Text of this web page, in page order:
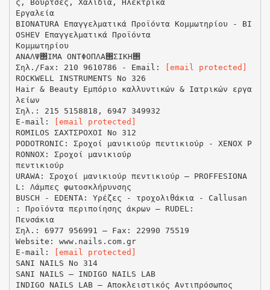
ς, Βούρτσες, Χαλίδια, Ηλεκτρικά
Εργαλεία
BIONATURA Επαγγελματικά Προϊόντα Κομμωτηρίου - BI
OSHEV Επαγγελματικά Προϊόντα
Κομμωτηρίου
ΑΝΑΛΨ΢ΙΜΑ ΟΝΤΦΟΠΛΑ΢ΣΙΚΗ΢
Σηλ./Fax: 210 9610786 - Email:
[email protected]
ROCKWELL INSTRUMENTS No 326
Hair & Beauty Εμπόριο καλλυντικών & Ιατρικών εργα
λείων
Σηλ.: 215 5158818, 6947 349932
E-mail:
[email protected]
ROMILOS ΣΑΧΤΣΡΟΧΟΙ Νο 312
PODOTRONIC: Σροχοί μανικιούρ πεντικιούρ - XENOX P
RONNOX: Σροχοί μανικιούρ
πεντικιούρ
URAWA: Σροχοί μανικιούρ πεντικιούρ – PROFFESIONA
L: Λάμπες φωτοσκλήρυνσης
BUSCH - EDENTA: Υρέζες - τροχολιθάκια - Callusan
: Προϊόντα περιποίησης άκρων – RUDEL:
Πενσάκια
Σηλ.: 6977 956991 – Fax: 22990 75519
Website: www.nails.com.gr
E-mail:
[email protected]
SANI NAILS Νο 314
SANI NAILS – INDIGO NAILS LAB
INDIGO NAILS LAB – Αποκλειστικός Αντιπρόσωπος